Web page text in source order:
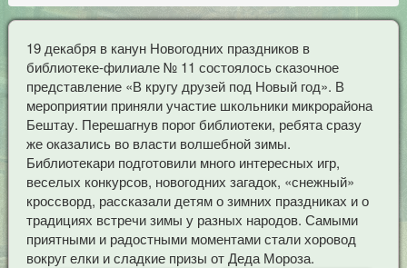
19 декабря в канун Новогодних праздников в
библиотеке-филиале № 11 состоялось сказочное
представление «В кругу друзей под Новый год». В
мероприятии приняли участие школьники микрорайона
Бештау. Перешагнув порог библиотеки, ребята сразу
же оказались во власти волшебной зимы.
Библиотекари подготовили много интересных игр,
веселых конкурсов, новогодних загадок, «снежный»
кроссворд, рассказали детям о зимних праздниках и о
традициях встречи зимы у разных народов. Самыми
приятными и радостными моментами стали хоровод
вокруг елки и сладкие призы от Деда Мороза.